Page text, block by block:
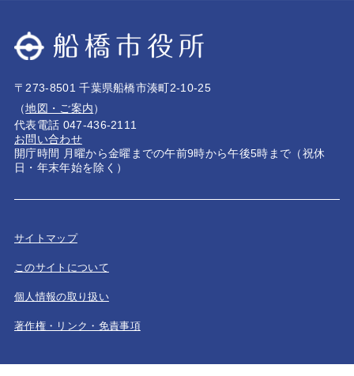
〒273-8501 千葉県船橋市湊町2-10-25
（地図・ご案内）
代表電話 047-436-2111
お問い合わせ
開庁時間 月曜から金曜までの午前9時から午後5時まで（祝休
日・年末年始を除く）
サイトマップ
このサイトについて
個人情報の取り扱い
著作権・リンク・免責事項